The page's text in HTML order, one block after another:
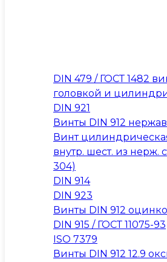
DIN 479 / ГОСТ 1482
головкой и
DIN 921
Винты DIN 912
Винт
внутр. шест. из нерж.
304)
DIN 914
DIN 923
Винты DIN 912
DIN 915 / ГОСТ 11075-93
ISO 7379
Винты DIN 912 12.9